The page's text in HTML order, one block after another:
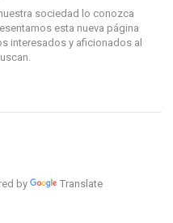
sociedad lo conozca
esta nueva página
interesados y aficionados al
by Translate